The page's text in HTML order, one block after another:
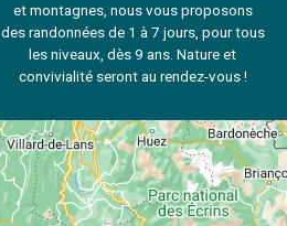
et montagnes, nous vous proposons
des randonnées de 1 à 7 jours, pour tous
les niveaux, dès 9 ans. Nature et
convivialité seront au rendez-vous !